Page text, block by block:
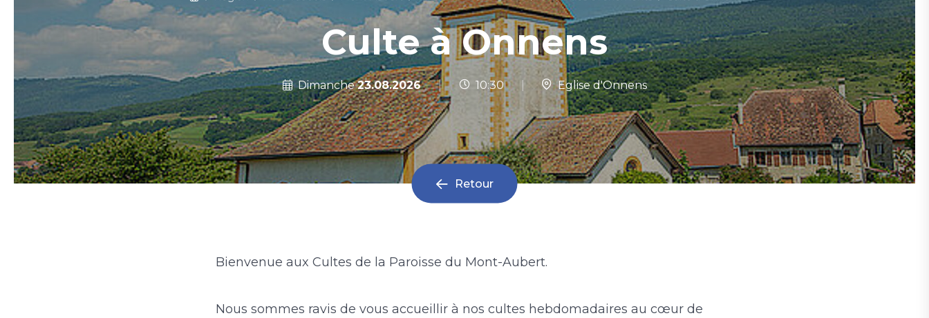
Culte à Onnens
Dimanche23.08.2026 | 10:30 Eglise d'Onnens
Retour
Bienvenue aux Cultes de la Paroisse du Mont-Aubert.
Nous sommes ravis de vous accueillir à nos cultes hebdomadaires au cœur de